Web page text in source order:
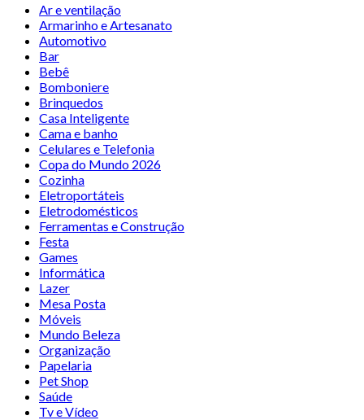
Ar e ventilação
Armarinho e Artesanato
Automotivo
Bar
Bebê
Bomboniere
Brinquedos
Casa Inteligente
Cama e banho
Celulares e Telefonia
Copa do Mundo 2026
Cozinha
Eletroportáteis
Eletrodomésticos
Ferramentas e Construção
Festa
Games
Informática
Lazer
Mesa Posta
Móveis
Mundo Beleza
Organização
Papelaria
Pet Shop
Saúde
Tv e Vídeo